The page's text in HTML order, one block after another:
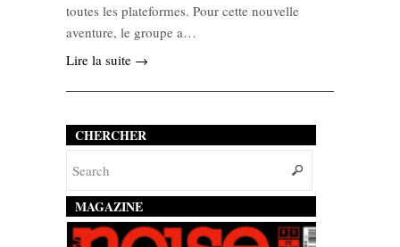
toutes les plateformes. Pour cette nouvelle
aventure, le groupe a…
Lire la suite →
CHERCHER
MAGAZINE